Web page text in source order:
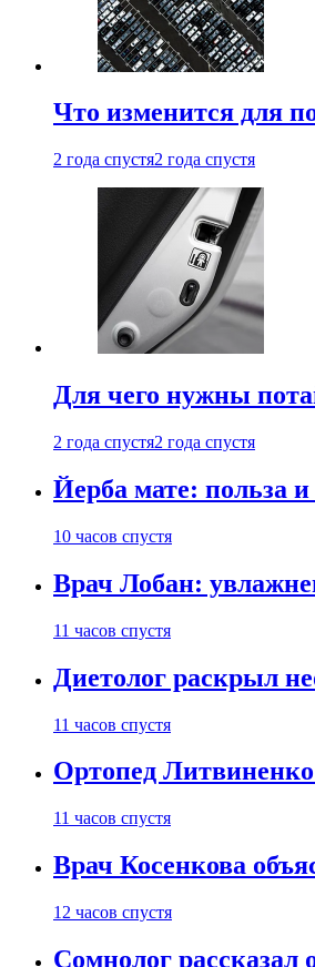
Что изменится для
2 года спустя2 года спустя
Для чего нужны
2 года спустя2 года спустя
Йерба мате: польза
10 часов спустя
Врач Лобан:
11 часов спустя
Диетолог раскрыл
11 часов спустя
Ортопед
11 часов спустя
Врач Косенкова
12 часов спустя
Сомнолог рассказал